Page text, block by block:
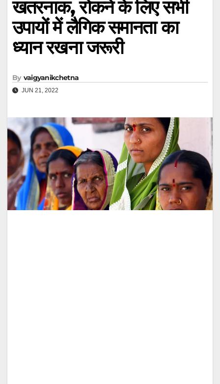
खतरनाक, रोकने के लिए सभी
उपायों में लैगिक समानता का
ध्यान रखना जरूरी
By vaigyanikchetna
JUN 21, 2022